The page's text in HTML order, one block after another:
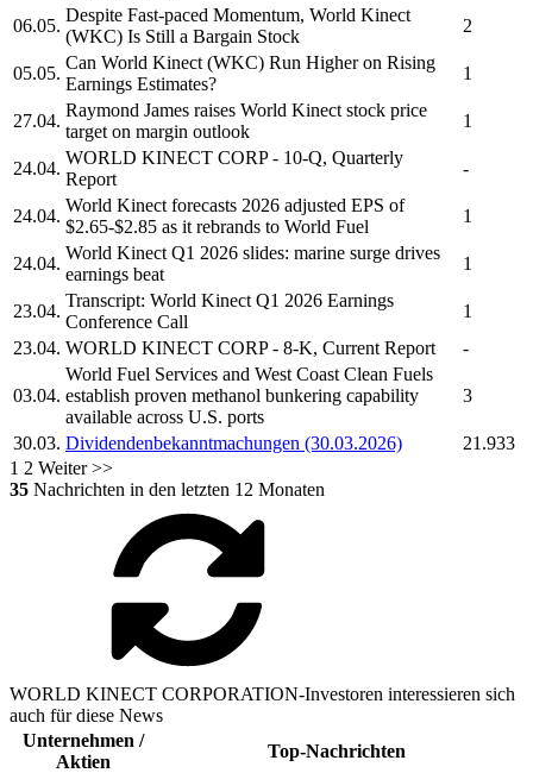
06.05.
Despite Fast-paced Momentum, World Kinect
(WKC) Is Still a Bargain Stock
2
05.05.
Can World Kinect (WKC) Run Higher on Rising
Earnings Estimates?
1
27.04.
Raymond James raises World Kinect stock price
target on margin outlook
1
24.04.
WORLD KINECT CORP- 10-Q, Quarterly
Report
-
24.04.
World Kinect forecasts 2026 adjusted EPS of
$2.65-$2.85 as it rebrands to World Fuel
1
24.04.
World Kinect Q1 2026 slides: marine surge drives
earnings beat
1
23.04.
Transcript: World Kinect Q1 2026 Earnings
Conference Call
1
23.04. WORLD KINECT CORP- 8-K, Current Report -
03.04.
World Fuel Services and West Coast Clean Fuels
establish proven methanol bunkering capability
available across U.S. ports
3
30.03. Dividendenbekanntmachungen (30.03.2026)
21.933
1 2 Weiter >>
35 Nachrichten in den letzten 12 Monaten
WORLD KINECT CORPORATION-Investoren interessieren sich
auch für diese News
Unternehmen /
Aktien
Top-Nachrichten